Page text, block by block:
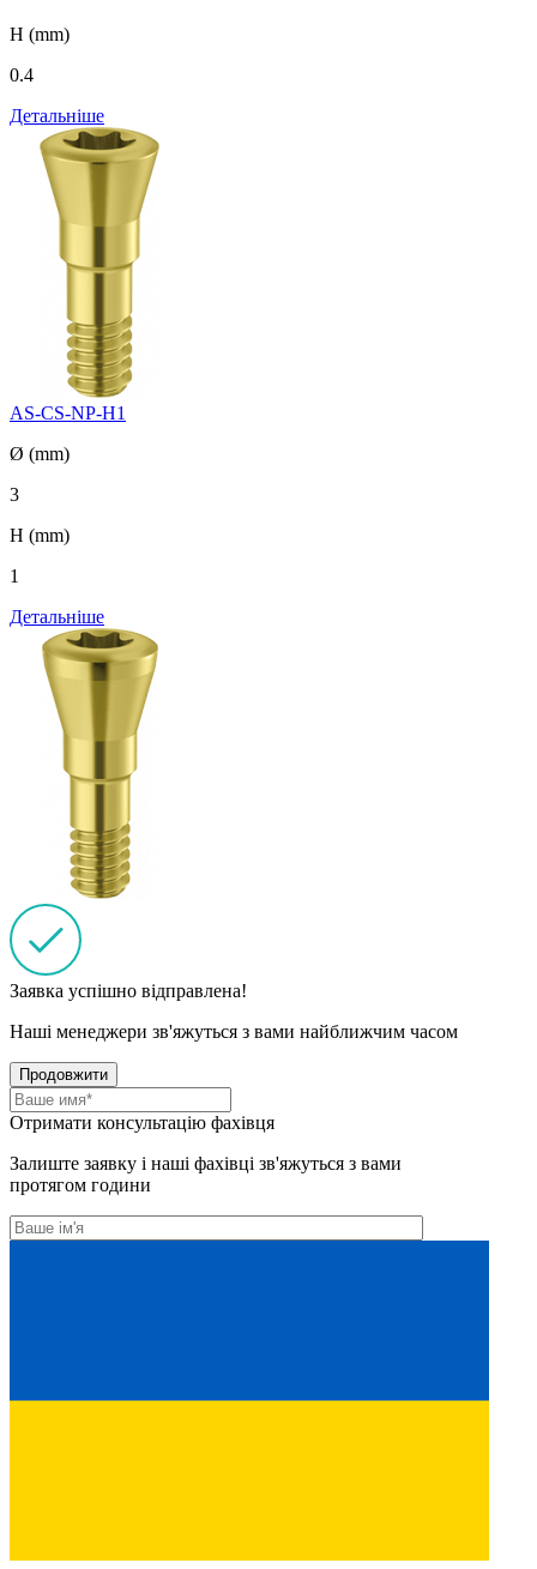
H (mm)
0.4
Детальніше
AS-CS-NP-H1
Ø (mm)
3
H (mm)
1
Детальніше
Заявка успішно відправлена!
Наші менеджери зв'яжуться з вами найближчим часом
Продовжити
Отримати консультацію фахівця
Залиште заявку і наші фахівці зв'яжуться з вами
протягом години